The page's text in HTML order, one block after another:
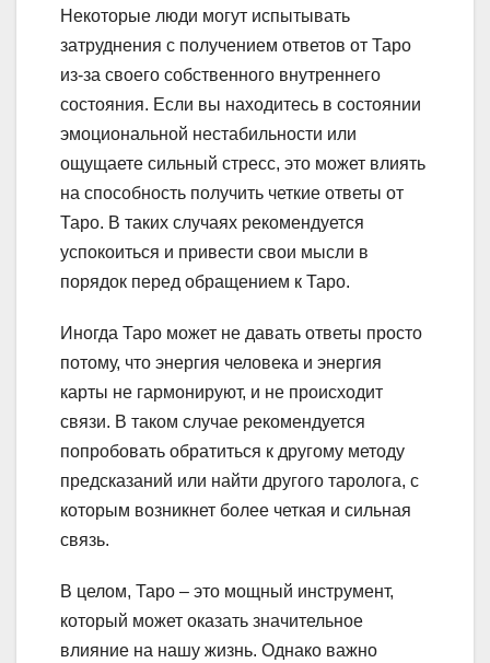
Некоторые люди могут испытывать
затруднения с получением ответов от Таро
из-за своего собственного внутреннего
состояния. Если вы находитесь в состоянии
эмоциональной нестабильности или
ощущаете сильный стресс, это может влиять
на способность получить четкие ответы от
Таро. В таких случаях рекомендуется
успокоиться и привести свои мысли в
порядок перед обращением к Таро.
Иногда Таро может не давать ответы просто
потому, что энергия человека и энергия
карты не гармонируют, и не происходит
связи. В таком случае рекомендуется
попробовать обратиться к другому методу
предсказаний или найти другого таролога, с
которым возникнет более четкая и сильная
связь.
В целом, Таро – это мощный инструмент,
который может оказать значительное
влияние на нашу жизнь. Однако важно